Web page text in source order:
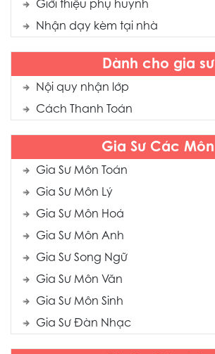
Giới thiệu phụ huynh
Nhận dạy kèm tại nhà
Dành cho gia sư
Nội quy nhận lớp
Cách Thanh Toán
Gia Sư Các Môn
Gia Sư Môn Toán
Gia Sư Môn Lý
Gia Sư Môn Hoá
Gia Sư Môn Anh
Gia Sư Song Ngữ
Gia Sư Môn Văn
Gia Sư Môn Sinh
Gia Sư Đàn Nhạc